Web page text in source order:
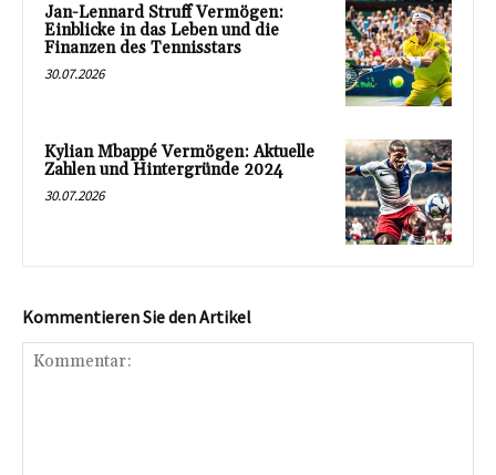
Jan-Lennard Struff Vermögen:
Einblicke in das Leben und die
Finanzen des Tennisstars
30.07.2026
Kylian Mbappé Vermögen: Aktuelle
Zahlen und Hintergründe 2024
30.07.2026
Kommentieren Sie den Artikel